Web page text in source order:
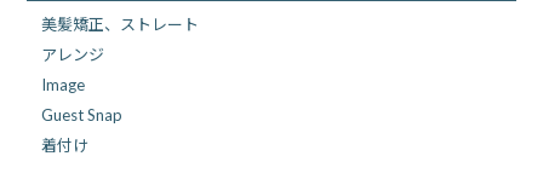
美髪矯正、ストレート
アレンジ
Image
Guest Snap
着付け